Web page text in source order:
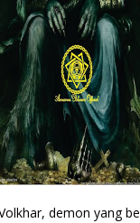
demon yang